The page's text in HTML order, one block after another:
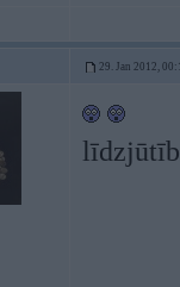
29. Jan 2012,